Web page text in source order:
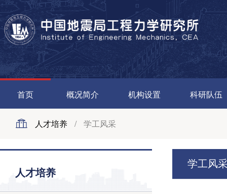
首页 概况简介 机构设置 科研队伍
人才培养 / 学工风采
人才培养
学工风